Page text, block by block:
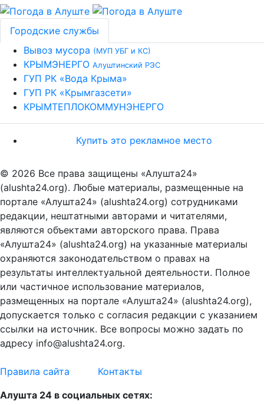
Городские службы
Вывоз мусора (МУП УБГ и КС)
КРЫМЭНЕРГО Алуштинский РЭС
ГУП РК «Вода Крыма»
ГУП РК «Крымгазсети»
КРЫМТЕПЛОКОММУНЭНЕРГО
Купить это рекламное место
© 2026 Все права защищены «Алушта24»
(alushta24.org). Любые материалы, размещенные на
портале «Алушта24» (alushta24.org) сотрудниками
редакции, нештатными авторами и читателями,
являются объектами авторского права. Права
«Алушта24» (alushta24.org) на указанные материалы
охраняются законодательством о правах на
результаты интеллектуальной деятельности. Полное
или частичное использование материалов,
размещенных на портале «Алушта24» (alushta24.org),
допускается только с согласия редакции с указанием
ссылки на источник. Все вопросы можно задать по
адресу info@alushta24.org.
Правила сайта
Контакты
Алушта 24 в социальных сетях: